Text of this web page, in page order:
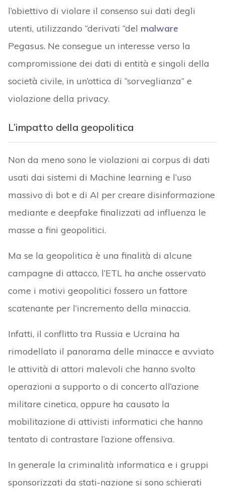
l’obiettivo di violare il consenso sui dati degli
utenti, utilizzando “derivati “del malware
Pegasus. Ne consegue un interesse verso la
compromissione dei dati di entità e singoli della
società civile, in un’ottica di “sorveglianza” e
violazione della privacy.
L’impatto della geopolitica
Non da meno sono le violazioni ai corpus di dati
usati dai sistemi di Machine learning e l’uso
massivo di bot e di AI per creare disinformazione
mediante e deepfake finalizzati ad influenza le
masse a fini geopolitici.
Ma se la geopolitica è una finalità di alcune
campagne di attacco, l’ETL ha anche osservato
come i motivi geopolitici fossero un fattore
scatenante per l’incremento della minaccia.
Infatti, il conflitto tra Russia e Ucraina ha
rimodellato il panorama delle minacce e avviato
le attività di attori malevoli che hanno svolto
operazioni a supporto o di concerto all’azione
militare cinetica, oppure ha causato la
mobilitazione di attivisti informatici che hanno
tentato di contrastare l’azione offensiva.
In generale la criminalità informatica e i gruppi
sponsorizzati da stati-nazione si sono schierati